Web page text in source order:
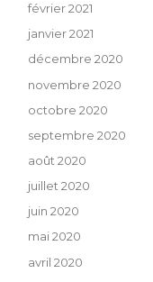
février 2021
janvier 2021
décembre 2020
novembre 2020
octobre 2020
septembre 2020
août 2020
juillet 2020
juin 2020
mai 2020
avril 2020